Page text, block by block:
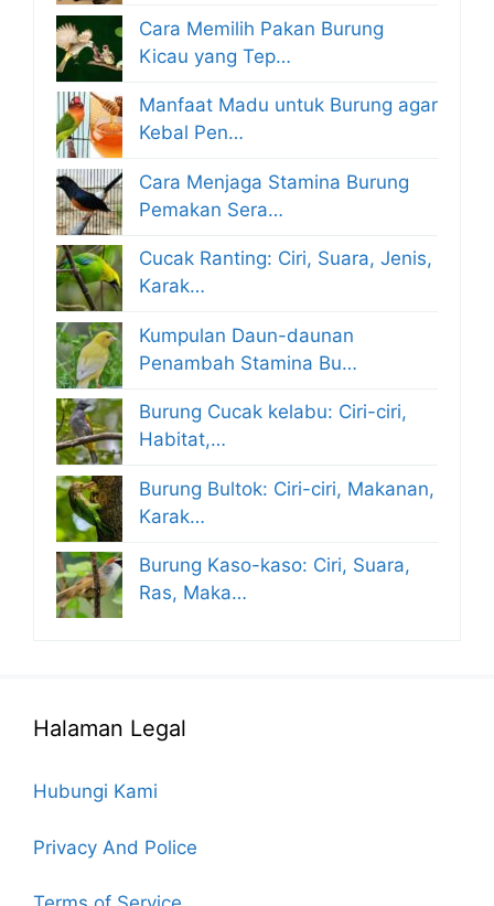
Cara Memilih Pakan Burung
Kicau yang Tep…
Manfaat Madu untuk Burung agar
Kebal Pen…
Cara Menjaga Stamina Burung
Pemakan Sera…
Cucak Ranting: Ciri, Suara, Jenis,
Karak…
Kumpulan Daun-daunan
Penambah Stamina Bu…
Burung Cucak kelabu: Ciri-ciri,
Habitat,…
Burung Bultok: Ciri-ciri, Makanan,
Karak…
Burung Kaso-kaso: Ciri, Suara,
Ras, Maka…
Halaman Legal
Hubungi Kami
Privacy And Police